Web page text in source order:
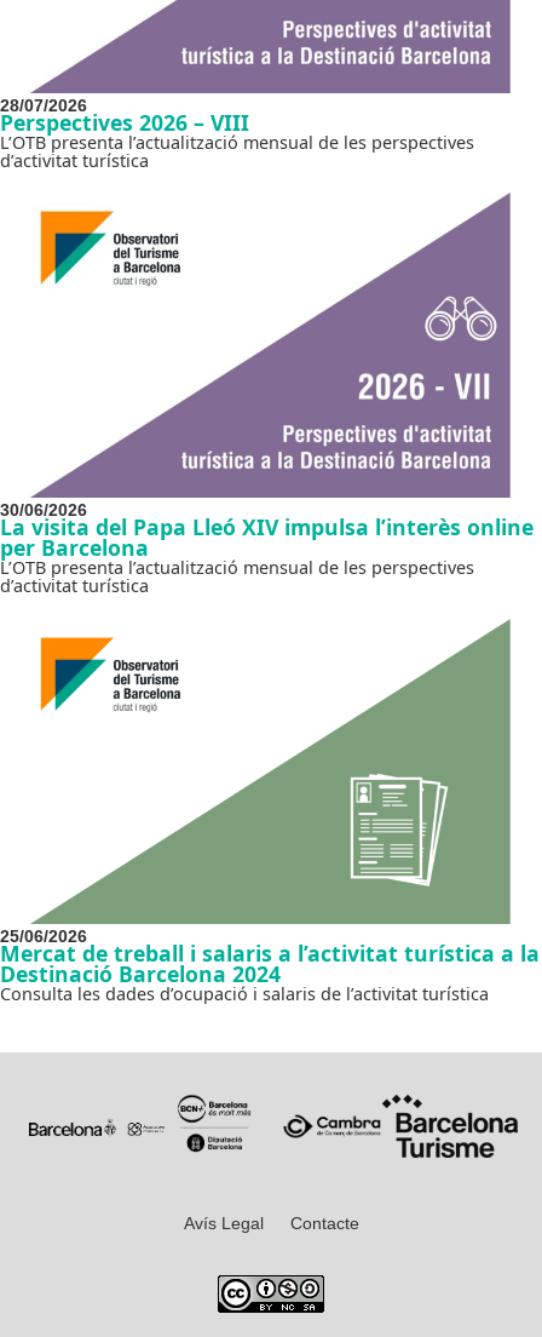
28/07/2026
Perspectives 2026 – VIII
L’OTB presenta l’actualització mensual de les perspectives
d’activitat turística
30/06/2026
La visita del Papa Lleó XIV impulsa l’interès online
per Barcelona
L’OTB presenta l’actualització mensual de les perspectives
d’activitat turística
25/06/2026
Mercat de treball i salaris a l’activitat turística a la
Destinació Barcelona 2024
Consulta les dades d’ocupació i salaris de l’activitat turística
Avís Legal Contacte